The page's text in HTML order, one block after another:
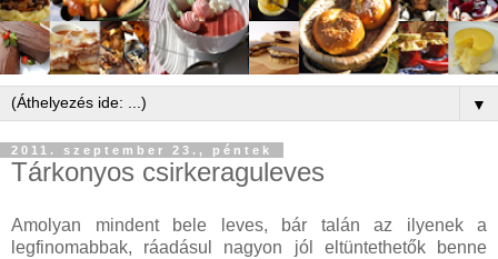
▼
2011. szeptember 23., péntek
Tárkonyos csirkeraguleves
Amolyan mindent bele leves, bár talán az ilyenek a
legfinomabbak, ráadásul nagyon jól eltüntethetők benne